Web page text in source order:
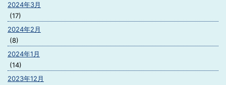
2024年3月
(17)
2024年2月
(8)
2024年1月
(14)
2023年12月